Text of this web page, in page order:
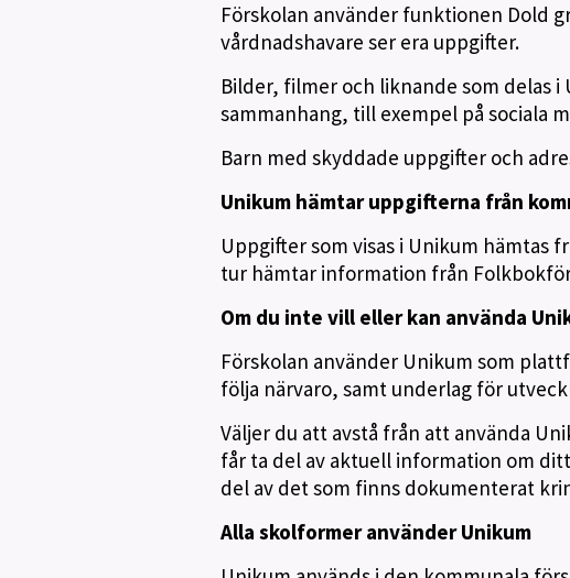
Förskolan använder funktionen Dold
vårdnadshavare ser era uppgifter.
Bilder, filmer och liknande som delas
sammanhang, till exempel på sociala
Barn med skyddade uppgifter och
Unikum hämtar uppgifterna från
Uppgifter som visas i Unikum hämtas
tur hämtar information från
Om du inte vill eller kan använda
Förskolan använder Unikum som
följa närvaro, samt underlag för
Väljer du att avstå från att använda
får ta del av aktuell information om
del av det som finns dokumenterat
Alla skolformer använder Unikum